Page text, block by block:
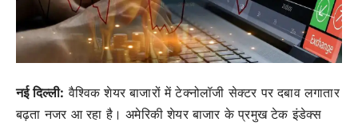
नई दिल्ली: वैश्विक शेयर बाजारों में टेक्नोलॉजी सेक्टर पर दबाव लगातार
बढ़ता नजर आ रहा है। अमेरिकी शेयर बाजार के प्रमुख टेक इंडेक्स